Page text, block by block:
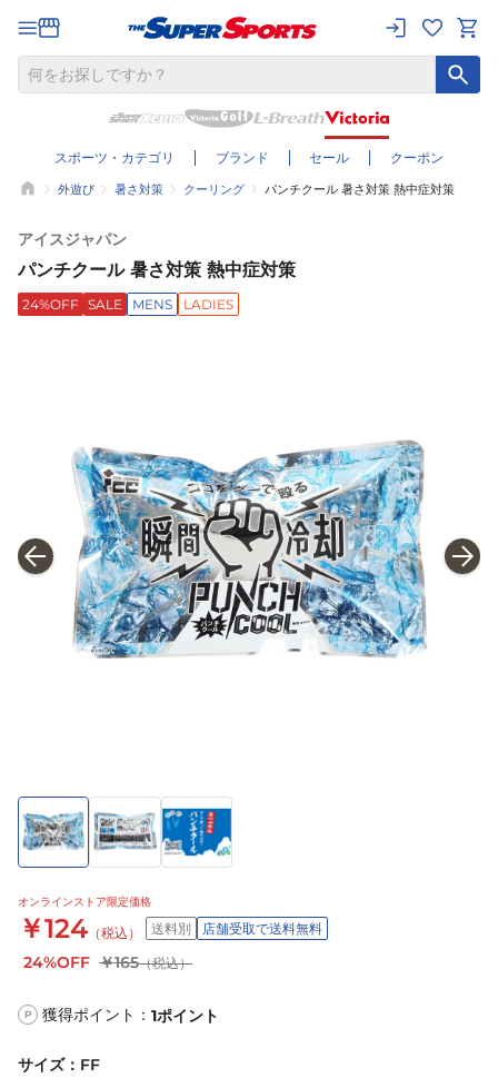
スポーツ・カテゴリ ブランド セール クーポン
外遊び 暑さ対策 クーリング パンチクール 暑さ対策 熱中症対策
アイスジャパン
パンチクール 暑さ対策 熱中症対策
24%OFF SALE MENS LADIES
オンラインストア限定価格
￥124 （税込） 送料別 店舗受取で送料無料
24%OFF ￥165（税込）
P 獲得ポイント： 1ポイント
サイズ： FF